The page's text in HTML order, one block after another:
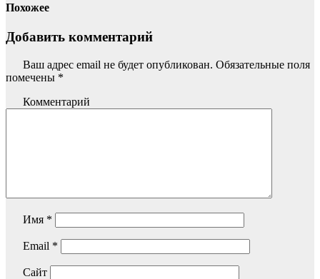
Похожее
Добавить комментарий
Ваш адрес email не будет опубликован. Обязательные поля
помечены *
Комментарий
Имя *
Email *
Сайт